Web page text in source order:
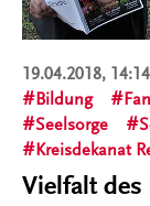
19.04.2018,
Bildung
Seelsorge
Kreisdekanat
Vielfalt des